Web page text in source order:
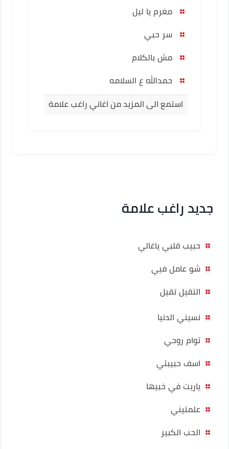
مغرم يا ليل
سر حبي
مش بالكلام
حمدالله ع السلامه
استمع الى المزيد من اغاني راغب علامة
جديد راغب علامة
حبيب قلبي ياغالي
شو عامل فيي
التقيل تقيل
نسيني الدنيا
توام روحي
اسف حبيبتي
ياريت في خبيها
علمتيني
الحب الكبير